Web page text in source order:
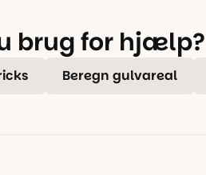
brug for hjælp?
Beregn gulvareal